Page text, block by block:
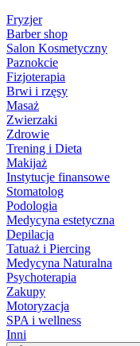
Fryzjer
Barber shop
Salon Kosmetyczny
Paznokcie
Fizjoterapia
Brwi i rzęsy
Masaż
Zwierzaki
Zdrowie
Trening i Dieta
Makijaż
Instytucje finansowe
Stomatolog
Podologia
Medycyna estetyczna
Depilacja
Tatuaż i Piercing
Medycyna Naturalna
Psychoterapia
Zakupy
Motoryzacja
SPA i wellness
Inni